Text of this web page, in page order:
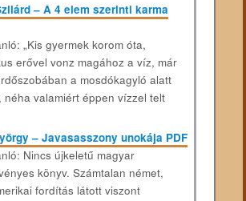
– A 4 elem szerinti karma
„Kis gyermek korom óta,
erővel vonz magához a víz, már
a mosdókagyló alatt
néha valamiért éppen vízzel telt
– Javasasszony unokája PDF
Nincs újkeletű magyar
könyv. Számtalan német,
fordítás látott viszont